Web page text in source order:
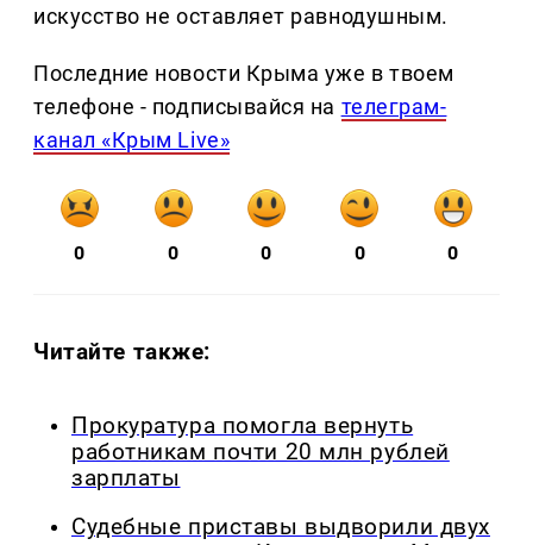
искусство не оставляет равнодушным.
Последние новости Крыма уже в твоем
телефоне - подписывайся на телеграм-
канал «Крым Live»
0 0 0 0 0
Читайте также:
Прокуратура помогла вернуть
работникам почти 20 млн рублей
зарплаты
Судебные приставы выдворили двух